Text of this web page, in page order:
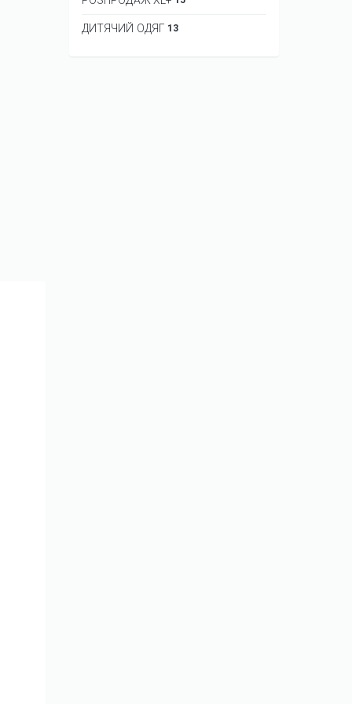
ДИТЯЧИЙ ОДЯГ 13